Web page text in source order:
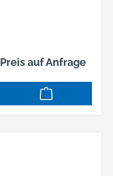
Preis auf Anfrage